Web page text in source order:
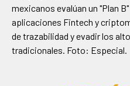
mexicanos evalúan un "Plan
aplicaciones Fintech y
de trazabilidad y evadir los
tradicionales. Foto: Especial.